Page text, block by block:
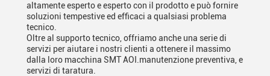
altamente esperto e esperto con il prodotto e può fornire
soluzioni tempestive ed efficaci a qualsiasi problema
tecnico.
Oltre al supporto tecnico, offriamo anche una serie di
servizi per aiutare i nostri clienti a ottenere il massimo
dalla loro macchina SMT AOI.manutenzione preventiva, e
servizi di taratura.